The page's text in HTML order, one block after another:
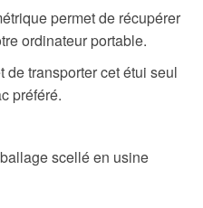
permet de récupérer
ordinateur portable.
transporter cet étui seul
préféré.
scellé en usine